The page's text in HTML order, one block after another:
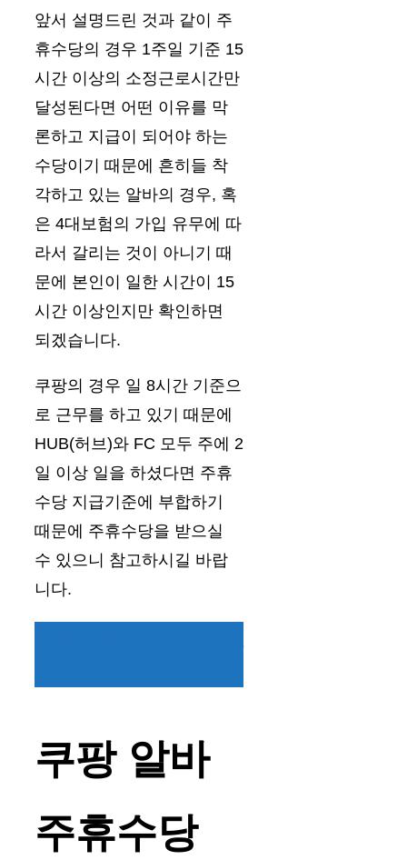
앞서 설명드린 것과 같이 주
휴수당의 경우 1주일 기준 15
시간 이상의 소정근로시간만
달성된다면 어떤 이유를 막
론하고 지급이 되어야 하는
수당이기 때문에 흔히들 착
각하고 있는 알바의 경우, 혹
은 4대보험의 가입 유무에 따
라서 갈리는 것이 아니기 때
문에 본인이 일한 시간이 15
시간 이상인지만 확인하면
되겠습니다.
쿠팡의 경우 일 8시간 기준으
로 근무를 하고 있기 때문에
HUB(허브)와 FC 모두 주에 2
일 이상 일을 하셨다면 주휴
수당 지급기준에 부합하기
때문에 주휴수당을 받으실
수 있으니 참고하시길 바랍
니다.
쿠팡 알바
주휴수당